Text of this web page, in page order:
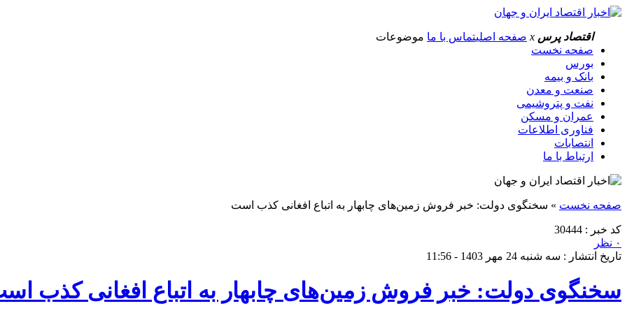
اقتصاد پرس x صفحه اصلیتماس با ما موضوعات
صفحه نخست
بورس
بانک و بیمه
صنعت و معدن
نفت و پتروشیمی
عمران و مسکن
فناوری اطلاعات
انتصابات
ارتباط با ما
صفحه نخست » سخنگوی دولت: خبر فروش زمین‌های چابهار به اتباع افغانی کذب است
کد خبر : 30444
۰ نظر
تاریخ انتشار : سه شنبه 24 مهر 1403 - 11:56
سخنگوی دولت: خبر فروش زمین‌های چابهار به اتباع افغانی کذب